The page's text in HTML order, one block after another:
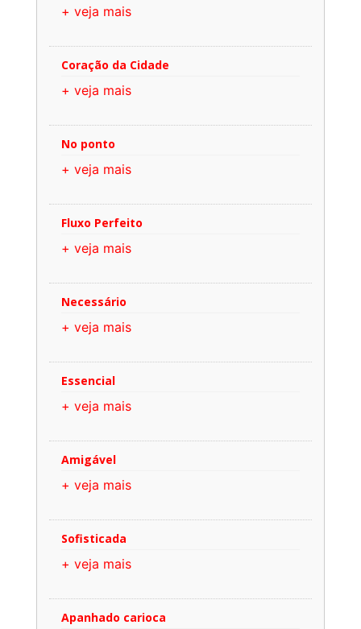
+ veja mais
Coração da Cidade
+ veja mais
No ponto
+ veja mais
Fluxo Perfeito
+ veja mais
Necessário
+ veja mais
Essencial
+ veja mais
Amigável
+ veja mais
Sofisticada
+ veja mais
Apanhado carioca